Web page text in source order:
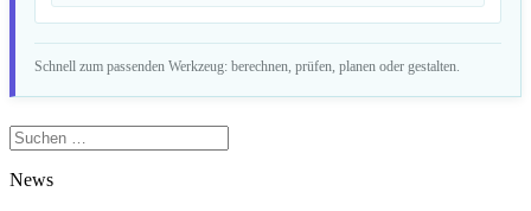
Schnell zum passenden Werkzeug: berechnen, prüfen, planen oder gestalten.
Suchen
nach:
News